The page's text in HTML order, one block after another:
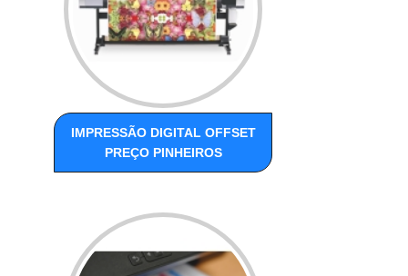
IMPRESSÃO DIGITAL OFFSET
PREÇO PINHEIROS